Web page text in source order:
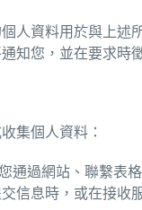
人資料用於與上述
知您，並在要求時
集個人資料：
通過網站、聯繫表
信息時，或在接收